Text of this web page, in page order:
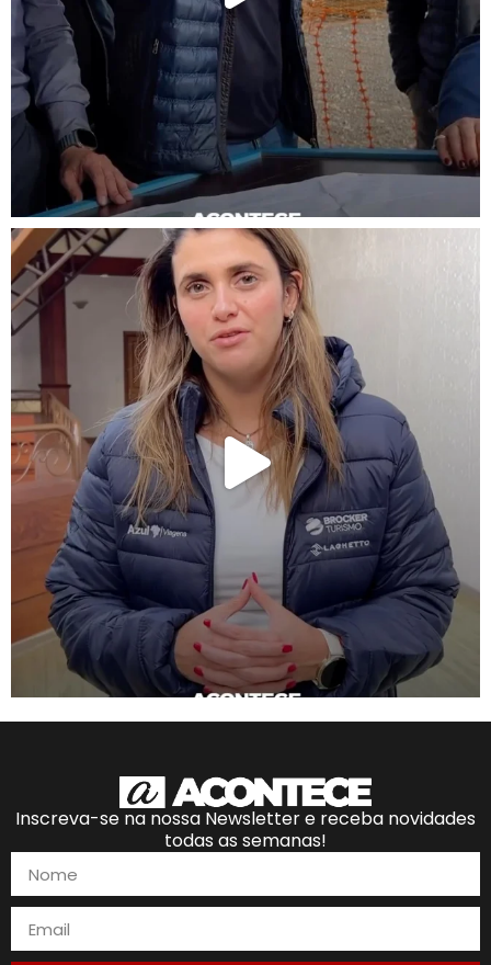
Inscreva-se na nossa Newsletter e receba novidades
todas as semanas!